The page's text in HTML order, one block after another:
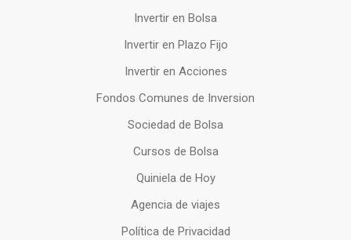
Invertir en Bolsa
Invertir en Plazo Fijo
Invertir en Acciones
Fondos Comunes de Inversion
Sociedad de Bolsa
Cursos de Bolsa
Quiniela de Hoy
Agencia de viajes
Política de Privacidad